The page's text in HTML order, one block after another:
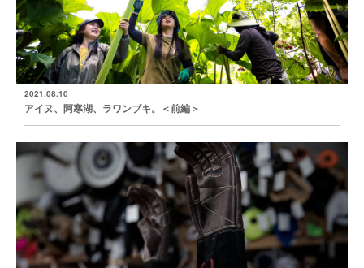
2021.08.10
アイヌ、阿寒湖、ラワンブキ。＜前編＞